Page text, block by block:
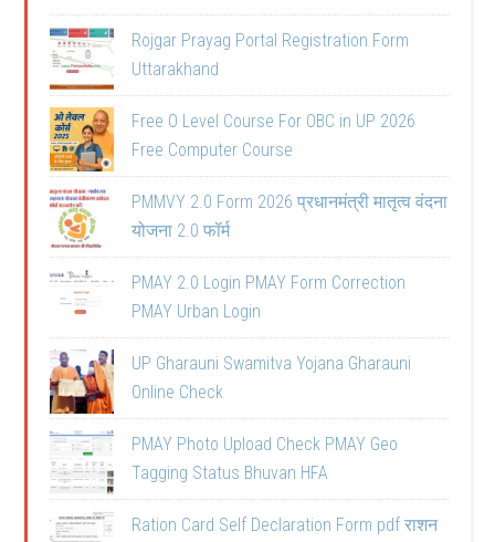
Rojgar Prayag Portal Registration Form
Uttarakhand
Free O Level Course For OBC in UP 2026
Free Computer Course
PMMVY 2.0 Form 2026 प्रधानमंत्री मातृत्व वंदना
योजना 2.0 फॉर्म
PMAY 2.0 Login PMAY Form Correction
PMAY Urban Login
UP Gharauni Swamitva Yojana Gharauni
Online Check
PMAY Photo Upload Check PMAY Geo
Tagging Status Bhuvan HFA
Ration Card Self Declaration Form pdf राशन